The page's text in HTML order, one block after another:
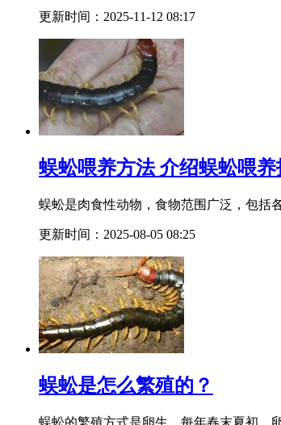
更新时间：2025-11-12 08:17
蜈蚣喂养方法 介绍蜈蚣喂养
蜈蚣是肉食性动物，食物范围广泛，包括
更新时间：2025-08-05 08:25
蜈蚣是怎么繁殖的？
蜈蚣的繁殖方式是卵生，每年春末夏初，